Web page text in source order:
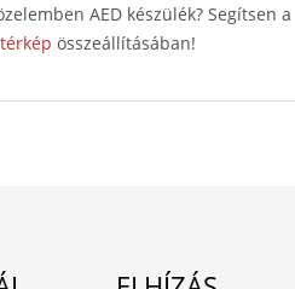
AED készülék? Segítsen a
összeállításában!